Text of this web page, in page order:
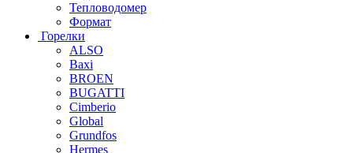
Тепловодомер
Формат
Горелки
ALSO
Baxi
BROEN
BUGATTI
Cimberio
Global
Grundfos
Hermes